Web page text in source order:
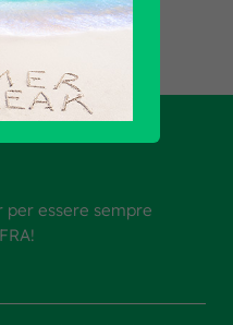
essere sempre